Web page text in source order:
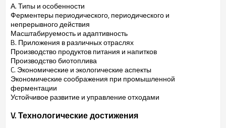
А. Типы и особенности
Ферментеры периодического, периодического и
непрерывного действия
Масштабируемость и адаптивность
B. Приложения в различных отраслях
Производство продуктов питания и напитков
Производство биотоплива
C. Экономические и экологические аспекты
Экономические соображения при промышленной
ферментации
Устойчивое развитие и управление отходами
V. Технологические достижения